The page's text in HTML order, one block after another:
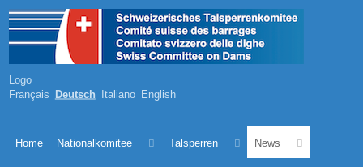
Logo
Français Deutsch Italiano English
Home Nationalkomitee Talsperren News